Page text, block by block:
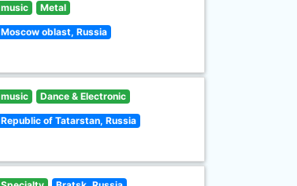
music Metal
Moscow oblast, Russia
music Dance & Electronic
Republic of Tatarstan, Russia